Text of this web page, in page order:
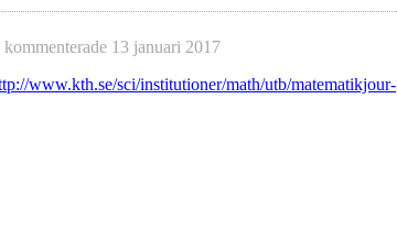
kommenterade 13 januari 2017
www.kth.se/sci/institutioner/math/utb/matematikjour-